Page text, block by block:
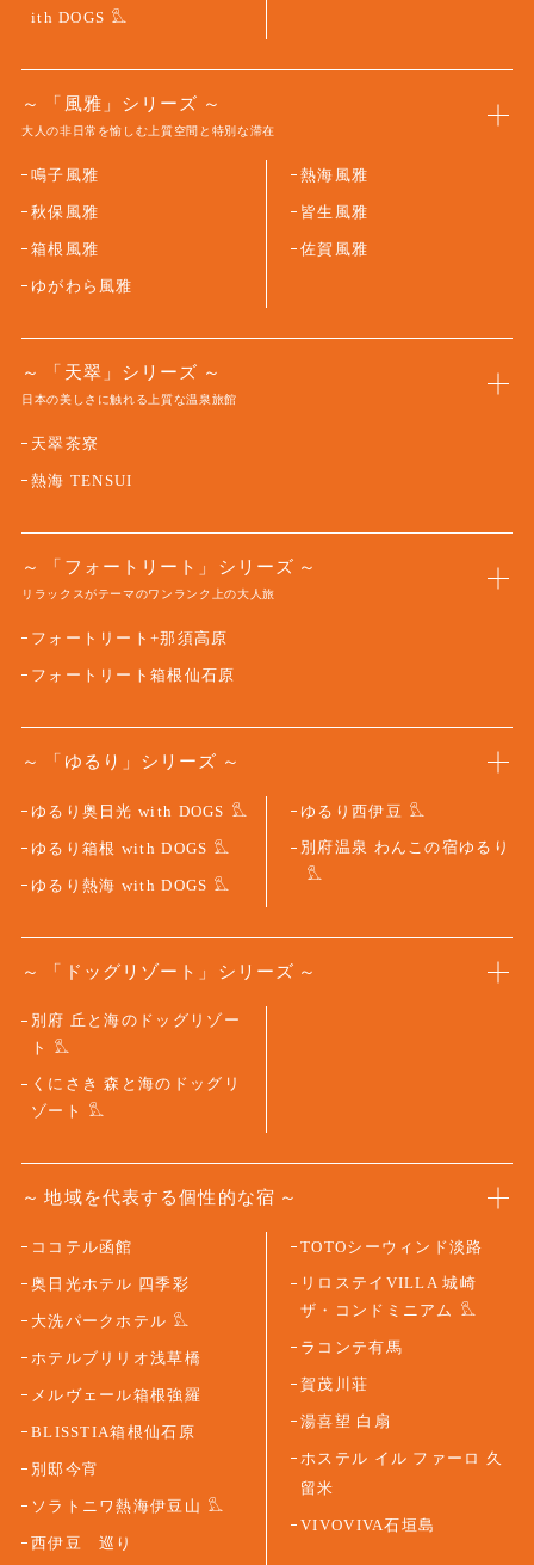
ith DOGS
「風雅」シリーズ
大人の非日常を愉しむ上質空間と特別な滞在
鳴子風雅
秋保風雅
箱根風雅
ゆがわら風雅
熱海風雅
皆生風雅
佐賀風雅
「天翠」シリーズ
日本の美しさに触れる上質な温泉旅館
天翠茶寮
熱海 TENSUI
「フォートリート」シリーズ
リラックスがテーマのワンランク上の大人旅
フォートリート+那須高原
フォートリート箱根仙石原
「ゆるり」シリーズ
ゆるり奥日光 with DOGS
ゆるり箱根 with DOGS
ゆるり熱海 with DOGS
ゆるり西伊豆
別府温泉 わんこの宿ゆるり
「ドッグリゾート」シリーズ
別府 丘と海のドッグリゾー
ト
くにさき 森と海のドッグリ
ゾート
地域を代表する個性的な宿
ココテル函館
奥日光ホテル 四季彩
大洗パークホテル
ホテルブリリオ浅草橋
メルヴェール箱根強羅
BLISSTIA箱根仙石原
別邸今宵
ソラトニワ熱海伊豆山
西伊豆 巡り
TOTOシーウィンド淡路
リロステイVILLA 城崎
ザ・コンドミニアム
ラコンテ有馬
賀茂川荘
湯喜望 白扇
ホステル イル ファーロ 久
留米
VIVOVIVA石垣島